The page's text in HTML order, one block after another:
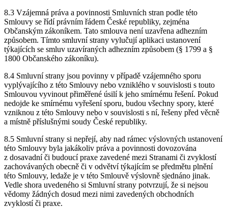
8.3 Vzájemná práva a povinnosti Smluvních stran podle této
Smlouvy se řídí právním řádem České republiky, zejména
Občanským zákoníkem. Tato smlouva není uzavřena adhezním
způsobem. Tímto smluvní strany vylučují aplikaci ustanovení
týkajících se smluv uzavíraných adhezním způsobem (§ 1799 a §
1800 Občanského zákoníku).
8.4 Smluvní strany jsou povinny v případě vzájemného sporu
vyplývajícího z této Smlouvy nebo vzniklého v souvislosti s touto
Smlouvou vyvinout přiměřené úsilí k jeho smírnému řešení. Pokud
nedojde ke smírnému vyřešení sporu, budou všechny spory, které
vzniknou z této Smlouvy nebo v souvislosti s ní, řešeny před věcně
a místně příslušnými soudy České republiky.
8.5 Smluvní strany si nepřejí, aby nad rámec výslovných ustanovení
této Smlouvy byla jakákoliv práva a povinnosti dovozována
z dosavadní či budoucí praxe zavedené mezi Stranami či zvyklostí
zachovávaných obecně či v odvětví týkajícím se předmětu plnění
této Smlouvy, ledaže je v této Smlouvě výslovně sjednáno jinak.
Vedle shora uvedeného si Smluvní strany potvrzují, že si nejsou
vědomy žádných dosud mezi nimi zavedených obchodních
zvyklostí či praxe.